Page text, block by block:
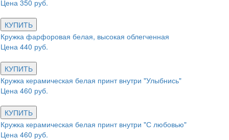
Цена 350 руб.
КУПИТЬ
Кружка фарфоровая белая, высокая облегченная
Цена 440 руб.
КУПИТЬ
Кружка керамическая белая принт внутри "Улыбнись"
Цена 460 руб.
КУПИТЬ
Кружка керамическая белая принт внутри "С любовью"
Цена 460 руб.